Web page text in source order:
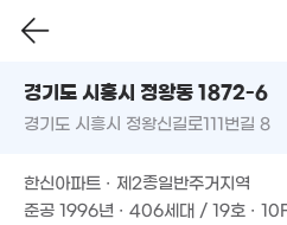
필터 매물 탐색
경기도 시흥시 정왕동 1872-6
준공 1996년 · 406세대 / 19호 · 10F/B1
경기도 시흥시 정왕동 1872-6
경기도 시흥시 정왕신길로111번길 8
한신아파트 · 제2종일반주거지역
준공 1996년 · 406세대 / 19호 ·